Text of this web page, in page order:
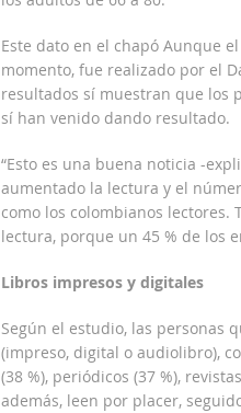
Este dato en el chapó Aunque
momento, fue realizado por el
resultados sí muestran que los
sí han venido dando resultado.
“Esto es una buena noticia -
aumentado la lectura y el
como los colombianos
lectura, porque un 45 % de los
Libros impresos y digitales
Según el estudio, las personas
(impreso, digital o audiolibro),
(38 %), periódicos (37 %),
además, leen por placer,